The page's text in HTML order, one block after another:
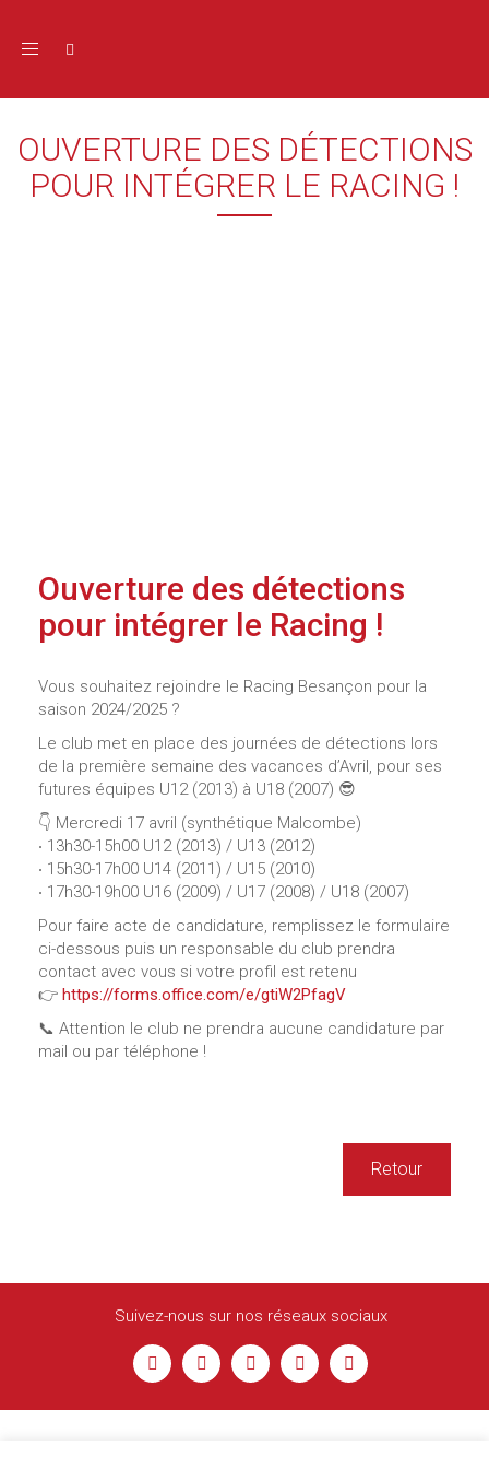
Toggle navigation
OUVERTURE DES DÉTECTIONS
POUR INTÉGRER LE RACING !
Ouverture des détections
pour intégrer le Racing !
Vous souhaitez rejoindre le Racing Besançon pour la
saison 2024/2025 ?
Le club met en place des journées de détections lors
de la première semaine des vacances d’Avril, pour ses
futures équipes U12 (2013) à U18 (2007) 😎
👇 Mercredi 17 avril (synthétique Malcombe)
‧ 13h30-15h00 U12 (2013) / U13 (2012)
‧ 15h30-17h00 U14 (2011) / U15 (2010)
‧ 17h30-19h00 U16 (2009) / U17 (2008) / U18 (2007)
Pour faire acte de candidature, remplissez le formulaire
ci-dessous puis un responsable du club prendra
contact avec vous si votre profil est retenu
👉 https://forms.office.com/e/gtiW2PfagV
📞 Attention le club ne prendra aucune candidature par
mail ou par téléphone !
Retour
Suivez-nous sur nos réseaux sociaux